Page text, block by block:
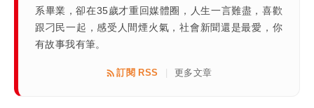
系畢業，卻在35歲才重回媒體圈，人生一言難盡，喜歡
跟刁民一起，感受人間煙火氣，社會新聞還是最愛，你
有故事我有筆。
訂閱 RSS 更多文章